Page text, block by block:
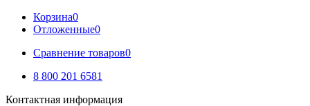
Корзина0
Отложенные0
Сравнение товаров0
8 800 201 6581
Контактная информация